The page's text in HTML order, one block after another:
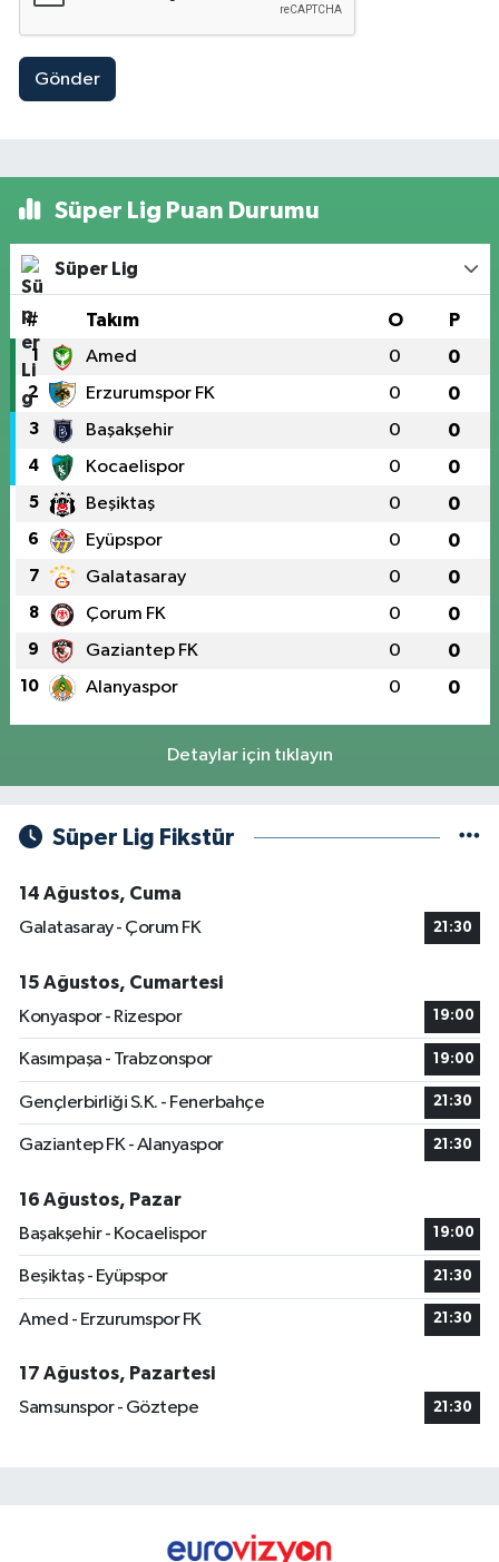
Gönder
Süper Lig Puan Durumu
Süper Lig
# Takım O P
1 Amed 0 0
2 Erzurumspor FK 0 0
3 Başakşehir 0 0
4 Kocaelispor 0 0
5 Beşiktaş 0 0
6 Eyüpspor 0 0
7 Galatasaray 0 0
8 Çorum FK 0 0
9 Gaziantep FK 0 0
10 Alanyaspor 0 0
Detaylar için tıklayın
Süper Lig Fikstür
14 Ağustos, Cuma
Galatasaray - Çorum FK
21:30
15 Ağustos, Cumartesi
Konyaspor - Rizespor
19:00
Kasımpaşa - Trabzonspor 19:00
Gençlerbirliği S.K. - Fenerbahçe 21:30
Gaziantep FK - Alanyaspor 21:30
16 Ağustos, Pazar
Başakşehir - Kocaelispor
19:00
Beşiktaş - Eyüpspor 21:30
Amed - Erzurumspor FK 21:30
17 Ağustos, Pazartesi
Samsunspor - Göztepe
21:30